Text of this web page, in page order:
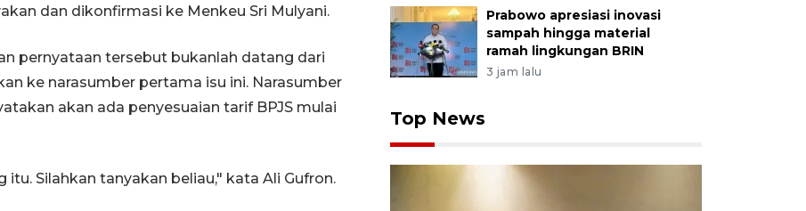
dan dikonfirmasi ke Menkeu Sri Mulyani.
pernyataan tersebut bukanlah datang dari
ke narasumber pertama isu ini. Narasumber
akan ada penyesuaian tarif BPJS mulai
Silahkan tanyakan beliau," kata Ali Gufron.
Prabowo apresiasi inovasi
sampah hingga material
ramah lingkungan BRIN
3 jam lalu
Top News